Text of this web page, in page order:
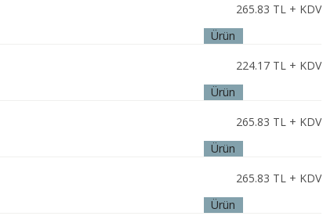
265.83 TL + KDV
Ürün
224.17TL + KDV
Ürün
265.83 TL + KDV
Ürün
265.83 TL + KDV
Ürün